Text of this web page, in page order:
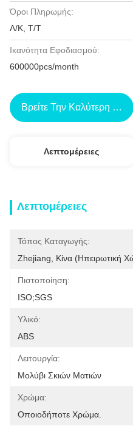
Όροι Πληρωμής:
Λ/Κ, Τ/Τ
Ικανότητα Εφοδιασμού:
600000pcs/month
Βρείτε Την Καλύτερη Τιμή
Λεπτομέρειες
Λεπτομέρειες
Τόπος Καταγωγής:
Zhejiang, Κίνα (ηπειρωτική
Πιστοποίηση:
ISO;SGS
Υλικό:
ABS
Λειτουργία:
Μολύβι Σκιών Ματιών
Χρώμα:
Οποιοδήποτε Χρώμα.